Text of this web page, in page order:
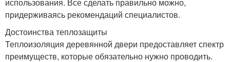
придерживаясь рекомендаций специалистов.
Достоинства теплозащиты
Теплоизоляция деревянной двери предоставляет спектр
преимуществ, которые обязательно нужно проводить.